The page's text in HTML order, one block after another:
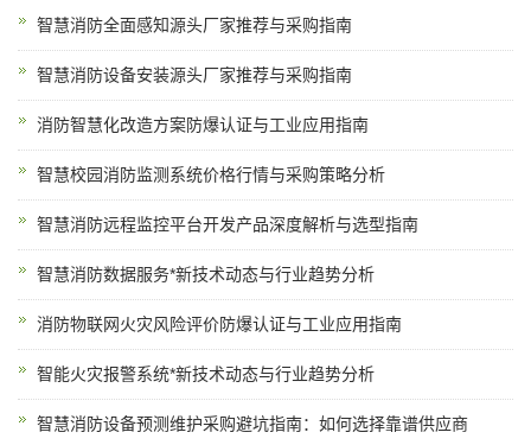
智慧消防全面感知源头厂家推荐与采购指南
智慧消防设备安装源头厂家推荐与采购指南
消防智慧化改造方案防爆认证与工业应用指南
智慧校园消防监测系统价格行情与采购策略分析
智慧消防远程监控平台开发产品深度解析与选型指南
智慧消防数据服务*新技术动态与行业趋势分析
消防物联网火灾风险评价防爆认证与工业应用指南
智能火灾报警系统*新技术动态与行业趋势分析
智慧消防设备预测维护采购避坑指南：如何选择靠谱供应商